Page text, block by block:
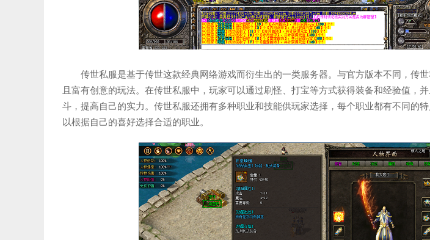
传世私服是基于传世这款经典网络游戏而衍生出的一类服务器。与官方版本不同，传
且富有创意的玩法。在传世私服中，玩家可以通过刷怪、打宝等方式获得装备和经验值，
斗，提高自己的实力。传世私服还拥有多种职业和技能供玩家选择，每个职业都有不同的
以根据自己的喜好选择合适的职业。